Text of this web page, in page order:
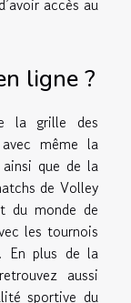
accès au
ligne ?
la grille des
même la
que de la
de Volley
du monde de
les tournois
En plus de la
aussi
sportive du